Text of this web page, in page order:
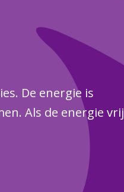
De energie is
Als de energie vrij